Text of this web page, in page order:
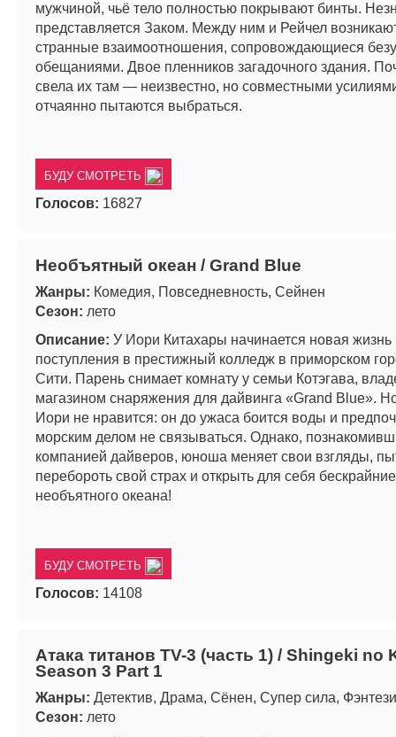
мужчиной, чьё тело полностью покрывают бинты.
представляется Заком. Между ним и Рейчел
странные взаимоотношения, сопровождающиеся
обещаниями. Двое пленников загадочного здания.
свела их там — неизвестно, но совместными
отчаянно пытаются выбраться.
БУДУ СМОТРЕТЬ
Голосов: 16827
Необъятный океан / Grand Blue
Жанры: Комедия, Повседневность, Сейнен
Сезон: лето
Описание: У Иори Китахары начинается новая жизнь
поступления в престижный колледж в приморском
Сити. Парень снимает комнату у семьи Котэгава,
магазином снаряжения для дайвинга «Grand Blue».
Иори не нравится: он до ужаса боится воды и
морским делом не связываться. Однако,
компанией дайверов, юноша меняет свои взгляды,
перебороть свой страх и открыть для себя
необъятного океана!
БУДУ СМОТРЕТЬ
Голосов: 14108
Атака титанов TV-3 (часть 1) / Shingeki no
Season 3 Part 1
Жанры: Детектив, Драма, Сёнен, Супер сила,
Сезон: лето